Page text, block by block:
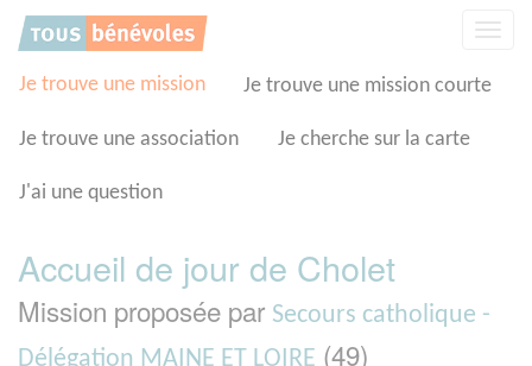
Je trouve une mission Je trouve une mission courte
Je trouve une association Je cherche sur la carte
J'ai une question
Accueil de jour de Cholet
Mission proposée par Secours catholique -
Délégation MAINE ET LOIRE (49)
Panneau de gestion des cookies